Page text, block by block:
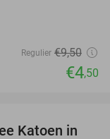
Regulier €9,50
€4,50
Katoen in